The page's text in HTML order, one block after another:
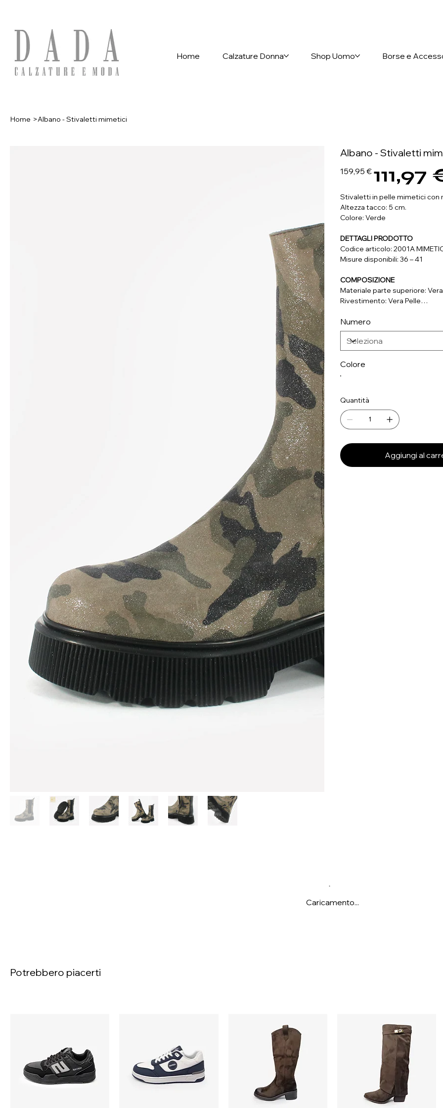
Home Calzature Donna Shop Uomo Borse e
Home >Albano - Stivaletti mimetici
Albano - Stivaletti
Prezzo
originale
159,95 € scontato
111,97
Stivaletti in pelle mimetici con
Altezza tacco: 5 cm.
Colore: Verde
DETTAGLI PRODOTTO
Codice articolo: 2001A
Misure disponibili: 36 – 41
COMPOSIZIONE
Materiale parte superiore:
Rivestimento: Vera Pelle
Suola: Materiale Sintetico
Numero
Colore
Quantità
Aggiungi al
Caricamento...
Potrebbero piacerti